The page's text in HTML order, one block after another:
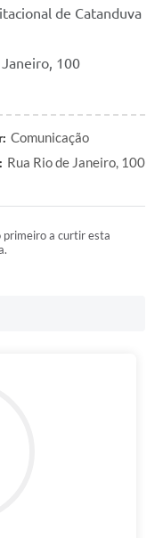
de Catanduva
Janeiro, 100
Comunicação
Rua Rio de Janeiro, 100
primeiro a curtir esta